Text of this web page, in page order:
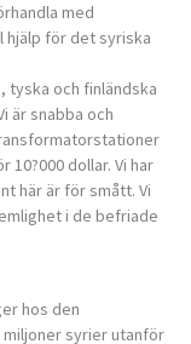
med
hjälp för det syriska
tyska och finländska
är snabba och
dollar. Vi har
här är för smått. Vi
i de befriade
hos den
syrier utanför